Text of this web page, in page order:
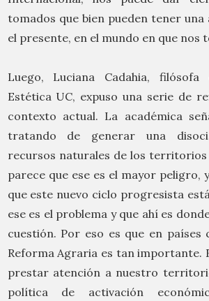
tomados que bien pueden tener una
el presente, en el mundo en que nos
Luego, Luciana Cadahia,
Estética UC, expuso una serie de
contexto actual. La académica
tratando de generar una
recursos naturales de los territorios
parece que ese es el mayor peligro,
que este nuevo ciclo progresista
ese es el problema y que ahí es
cuestión. Por eso es que en países
Reforma Agraria es tan importante.
prestar atención a nuestro
política de activación